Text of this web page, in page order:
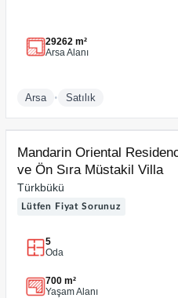
29262 m²
Arsa Alanı
Arsa • Satılık
SATILIK Video
Mandarin Oriental
ve Ön Sıra Müstakil Villa
Türkbükü
Lütfen Fiyat Sorunuz
5
Oda
700 m²
Yaşam Alanı